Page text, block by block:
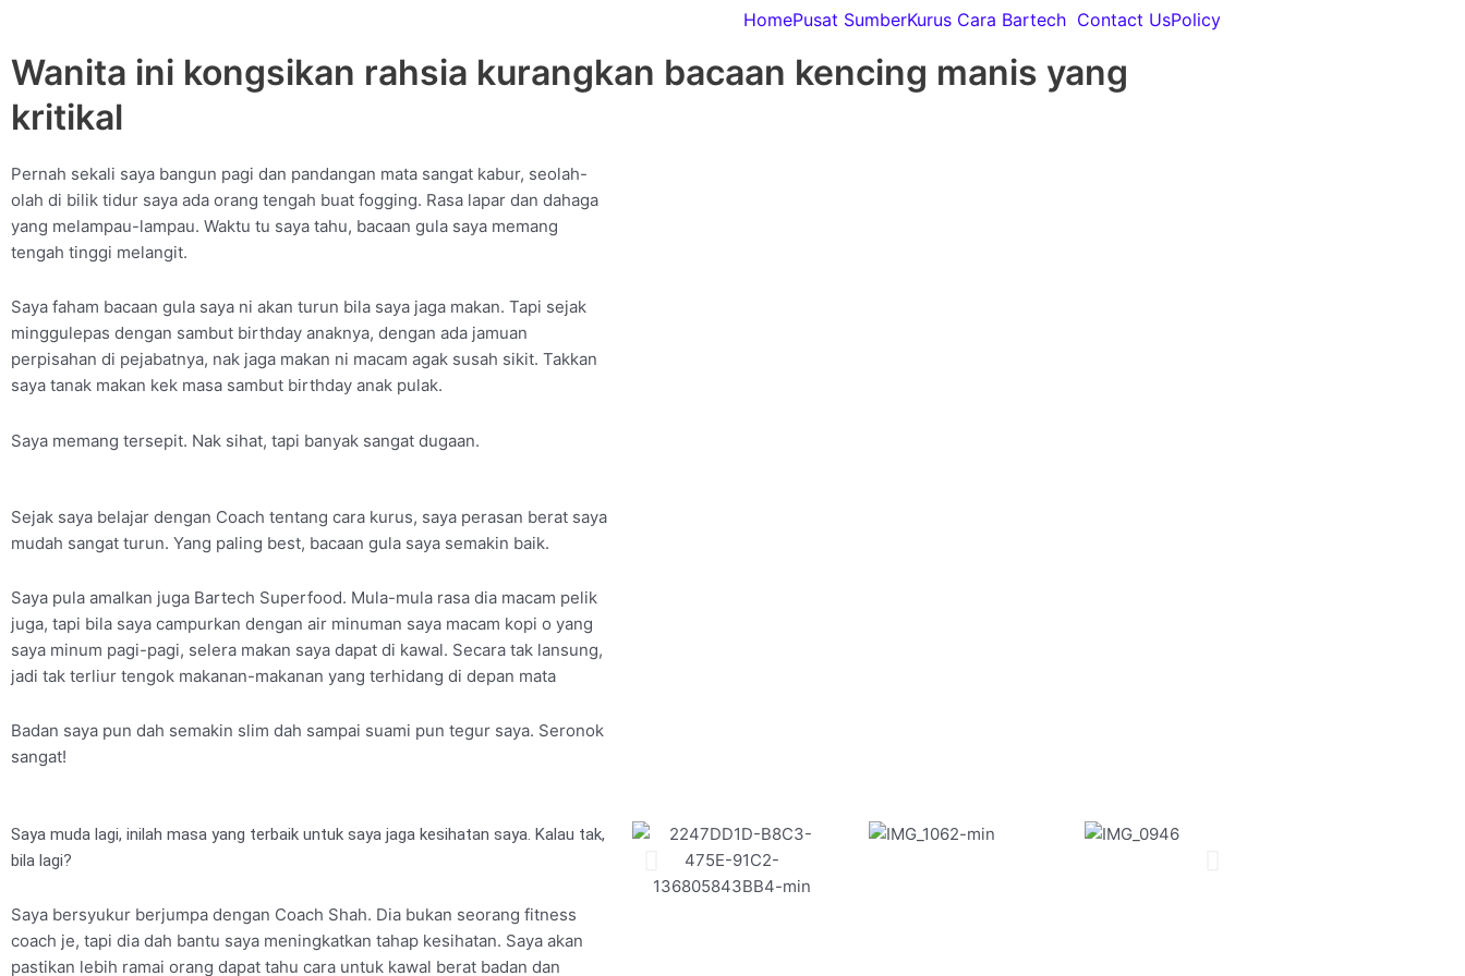
HomePusat SumberKurus Cara Bartech Contact UsPolicy
Wanita ini kongsikan rahsia kurangkan bacaan kencing manis yang
kritikal
Pernah sekali saya bangun pagi dan pandangan mata sangat kabur, seolah-
olah di bilik tidur saya ada orang tengah buat fogging. Rasa lapar dan dahaga
yang melampau-lampau. Waktu tu saya tahu, bacaan gula saya memang
tengah tinggi melangit.
Saya faham bacaan gula saya ni akan turun bila saya jaga makan. Tapi sejak
minggulepas dengan sambut birthday anaknya, dengan ada jamuan
perpisahan di pejabatnya, nak jaga makan ni macam agak susah sikit. Takkan
saya tanak makan kek masa sambut birthday anak pulak.
Saya memang tersepit. Nak sihat, tapi banyak sangat dugaan.
Sejak saya belajar dengan Coach tentang cara kurus, saya perasan berat saya
mudah sangat turun. Yang paling best, bacaan gula saya semakin baik.
Saya pula amalkan juga Bartech Superfood. Mula-mula rasa dia macam pelik
juga, tapi bila saya campurkan dengan air minuman saya macam kopi o yang
saya minum pagi-pagi, selera makan saya dapat di kawal. Secara tak lansung,
jadi tak terliur tengok makanan-makanan yang terhidang di depan mata
Badan saya pun dah semakin slim dah sampai suami pun tegur saya. Seronok
sangat!
Saya muda lagi, inilah masa yang terbaik untuk saya jaga kesihatan saya. Kalau tak,
bila lagi?
Saya bersyukur berjumpa dengan Coach Shah. Dia bukan seorang fitness
coach je, tapi dia dah bantu saya meningkatkan tahap kesihatan. Saya akan
pastikan lebih ramai orang dapat tahu cara untuk kawal berat badan dan